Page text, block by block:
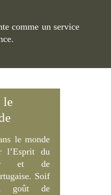
comme un service
le
le monde
l’Esprit du
et de
Soif
goût de